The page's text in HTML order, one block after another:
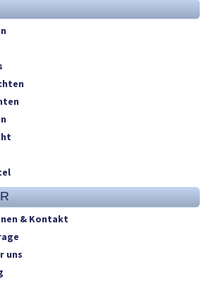
& Kontakt
uns